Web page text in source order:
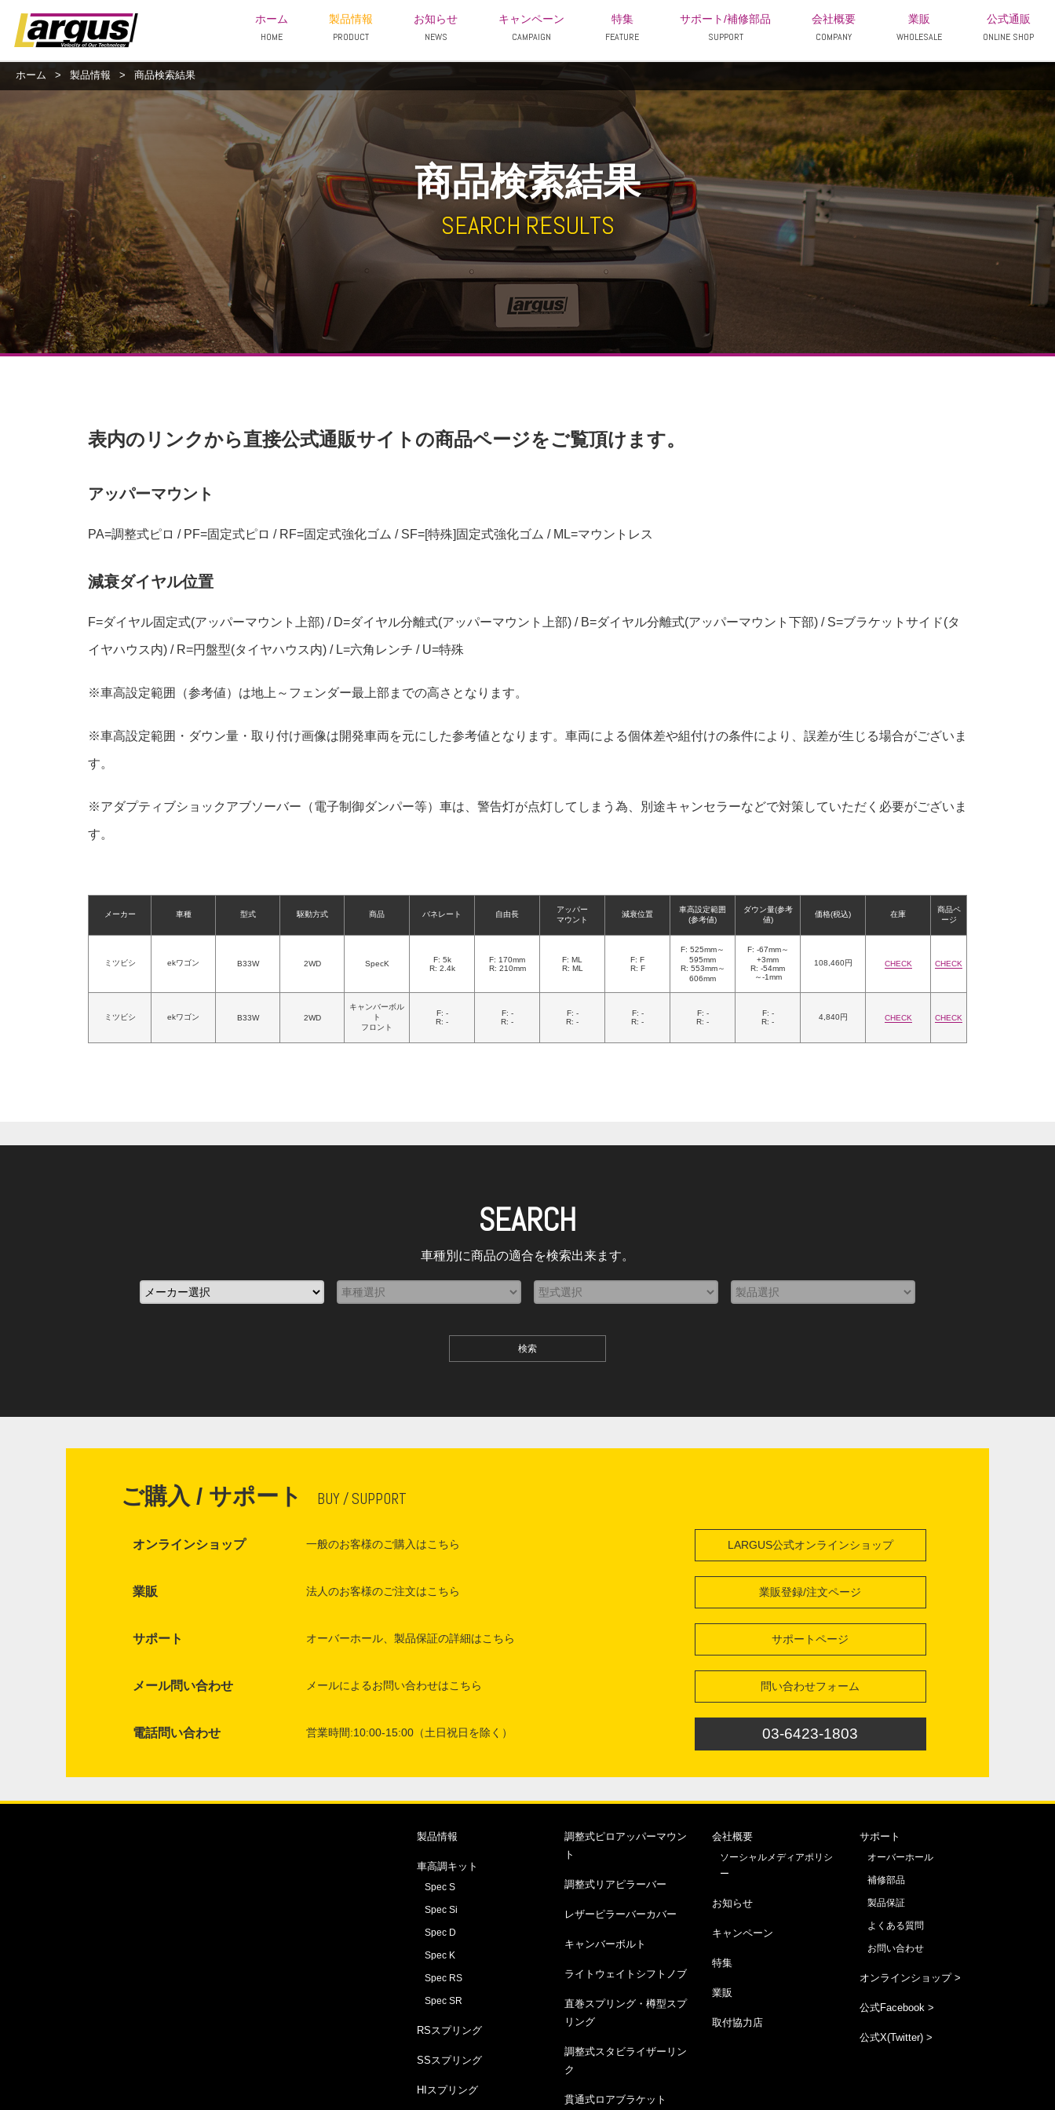
ホーム
HOME
製品情報
PRODUCT
お知らせ
NEWS
キャンペーン
CAMPAIGN
特集
FEATURE
サポート/補修部品
SUPPORT
会社概要
COMPANY
業販
WHOLESALE
公式通販
ONLINE SHOP
ホーム > 製品情報 > 商品検索結果
商品検索結果
SEARCH RESULTS
表内のリンクから直接公式通販サイトの商品ページをご覧頂けます。
アッパーマウント
PA=調整式ピロ / PF=固定式ピロ / RF=固定式強化ゴム / SF=[特殊]固定式強化ゴム / ML=マウントレス
減衰ダイヤル位置
F=ダイヤル固定式(アッパーマウント上部) / D=ダイヤル分離式(アッパーマウント上部) / B=ダイヤル分離式(アッパーマウント下部) / S=ブラケットサイド(タ
イヤハウス内) / R=円盤型(タイヤハウス内) / L=六角レンチ / U=特殊
※車高設定範囲（参考値）は地上～フェンダー最上部までの高さとなります。
※車高設定範囲・ダウン量・取り付け画像は開発車両を元にした参考値となります。車両による個体差や組付けの条件により、誤差が生じる場合がございま
す。
※アダプティブショックアブソーバー（電子制御ダンパー等）車は、警告灯が点灯してしまう為、別途キャンセラーなどで対策していただく必要がございま
す。
メーカー 車種 型式 駆動方式 商品 バネレート 自由長
アッパー
マウント
減衰位置
車高設定範囲
(参考値)
ダウン量(参考
値)
価格(税込) 在庫
商品ペ
ージ
ミツビシ ekワゴン B33W 2WD SpecK
F: 5k
R: 2.4k
F: 170mm
R: 210mm
F: ML
R: ML
F: F
R: F
F: 525mm～
595mm
R: 553mm～
606mm
F: -67mm～
+3mm
R: -54mm
～-1mm
108,460円 CHECK CHECK
ミツビシ ekワゴン B33W 2WD
キャンバーボル
ト
フロント
F: -
R: -
F: -
R: -
F: -
R: -
F: -
R: -
F: -
R: -
F: -
R: -
4,840円 CHECK CHECK
SEARCH
車種別に商品の適合を検索出来ます。
ご購入 / サポート BUY / SUPPORT
オンラインショップ 一般のお客様のご購入はこちら LARGUS公式オンラインショップ
業販 法人のお客様のご注文はこちら 業販登録/注文ページ
サポート オーバーホール、製品保証の詳細はこちら サポートページ
メール問い合わせ メールによるお問い合わせはこちら 問い合わせフォーム
電話問い合わせ 営業時間:10:00-15:00（土日祝日を除く） 03-6423-1803
製品情報
車高調キット
Spec S
Spec Si
Spec D
Spec K
Spec RS
Spec SR
RSスプリング
SSスプリング
HIスプリング
調整式ピロアッパーマウン
ト
調整式リアピラーバー
レザーピラーバーカバー
キャンバーボルト
ライトウェイトシフトノブ
直巻スプリング・樽型スプ
リング
調整式スタビライザーリン
ク
貫通式ロアブラケット
会社概要
ソーシャルメディアポリシ
ー
お知らせ
キャンペーン
特集
業販
取付協力店
サポート
オーバーホール
補修部品
製品保証
よくある質問
お問い合わせ
オンラインショップ >
公式Facebook >
公式X(Twitter) >